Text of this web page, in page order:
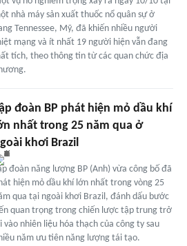
nhà máy sản xuất thuốc nổ quân sự ở
Tennessee, Mỹ, đã khiến nhiều người
mạng và ít nhất 19 người hiện vẫn đang
tích, theo thông tin từ các quan chức địa
đoàn BP phát hiện mỏ dầu khí
nhất trong 25 năm qua ở
khơi Brazil
đoàn năng lượng BP (Anh) vừa công bố đã
hiện mỏ dầu khí lớn nhất trong vòng 25
qua tại ngoài khơi Brazil, đánh dấu bước
quan trọng trong chiến lược tập trung trở
vào nhiên liệu hóa thạch của công ty sau
năm ưu tiên năng lượng tái tạo.